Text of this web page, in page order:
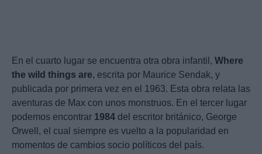
En el cuarto lugar se encuentra otra obra infantil, Where
the wild things are, escrita por Maurice Sendak, y
publicada por primera vez en el 1963. Esta obra relata las
aventuras de Max con unos monstruos. En el tercer lugar
podemos encontrar 1984 del escritor británico, George
Orwell, el cual siempre es vuelto a la popularidad en
momentos de cambios socio políticos del país.